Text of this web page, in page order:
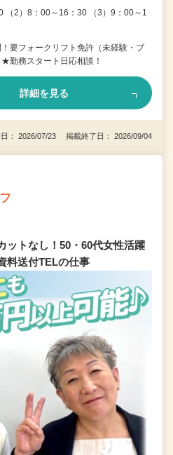
（2）8：00～16：30 （3）9：00～1
要フォークリフト免許（未経験・ブ
勤務スタート日応相談！
詳細を見る
： 2026/07/23 掲載終了日： 2026/09/04
ットなし！50・60代女性活躍
料送付TELの仕事